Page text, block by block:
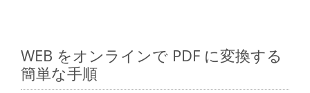
WEB をオンラインで PDF に変換する
簡単な手順